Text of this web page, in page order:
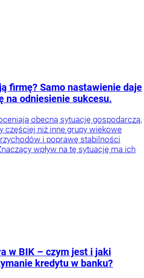
firmę? Samo nastawienie daje
na odniesienie sukcesu.
obecną sytuację gospodarczą,
częściej niż inne grupy wiekowe
i poprawę stabilności
wpływ na tę sytuację ma ich
w BIK – czym jest i jaki
kredytu w banku?